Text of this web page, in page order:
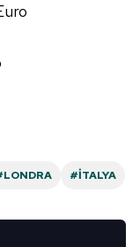
#İTALYA